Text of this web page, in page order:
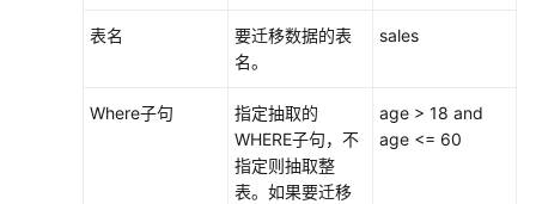
表名
要迁移数据的表
名。
sales
Where子句
指定抽取的
WHERE子句，不
指定则抽取整
表。如果要迁移
age > 18 and
age <= 60